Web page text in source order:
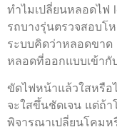
ทำไมเปลี่ยนหลอดไฟ
รถบางรุ่นตรวจสอบโ
ระบบคิดว่าหลอดขา
หลอดที่ออกแบบเข้ากั
ขัดไฟหน้าแล้วใสหรือ
จะใสขึ้นชัดเจน แต่ถ้
พิจารณาเปลี่ยนโคมห